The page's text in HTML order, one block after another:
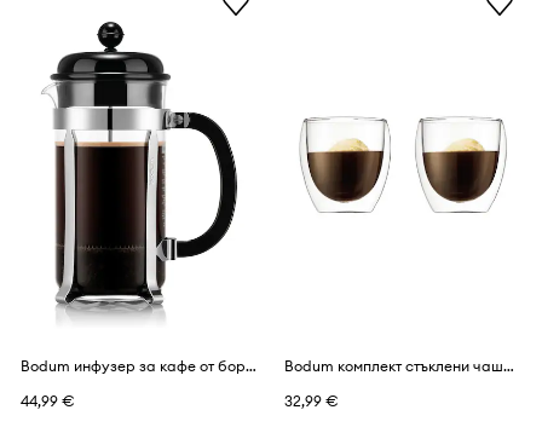
Bodum инфузер за кафе от боросиликатно стъкло 1 л
44,99 €
Bodum комплект стъклени чаши от боросиликатно стъкло 0,25 l
32,99 €